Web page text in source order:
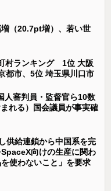
（20.7pt増）、若い世
村ランキング 1位 大阪
都市、5位 埼玉県川口市
審判員・監督官ら10数
れる）国会議員が事実確
供給連鎖から中国系を完
向けの生産に関わ
使わないこと」を要求